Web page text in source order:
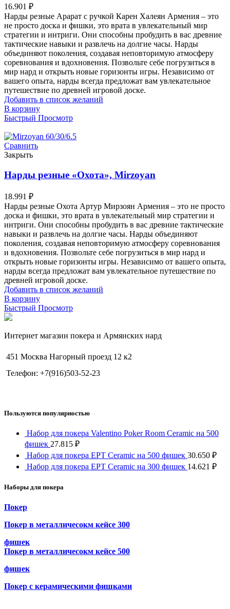
16.901 ₽
Нарды резные Арарат с ручкой Карен Халеян Армения – это
не просто доска и фишки, это врата в увлекательный мир
стратегии и интриги. Они способны пробудить в вас древние
тактические навыки и развлечь на долгие часы. Нарды
объединяют поколения, создавая неповторимую атмосферу
соревнования и вдохновения. Позвольте себе погрузиться в
мир нард и открыть новые горизонты игры. Независимо от
вашего опыта, нарды всегда предложат вам увлекательное
путешествие по древней игровой доске.
Добавить в список желаний
В корзину
Быстрый Просмотр
Сравнить
Закрыть
Нарды резные «Охота», Mirzoyan
18.991 ₽
Нарды резные Охота Артур Мирзоян Армения – это не просто
доска и фишки, это врата в увлекательный мир стратегии и
интриги. Они способны пробудить в вас древние тактические
навыки и развлечь на долгие часы. Нарды объединяют
поколения, создавая неповторимую атмосферу соревнования
и вдохновения. Позвольте себе погрузиться в мир нард и
открыть новые горизонты игры. Независимо от вашего опыта,
нарды всегда предложат вам увлекательное путешествие по
древней игровой доске.
Добавить в список желаний
В корзину
Быстрый Просмотр
Интернет магазин покера и Армянских нард
451 Москва Нагорный проезд 12 к2
Телефон: +7(916)503-52-23
Пользуются популярностью
Набор для покера Valentino Poker Room Ceramic на 500
фишек 27.815 ₽
Набор для покера EPT Ceramic на 500 фишек 30.650 ₽
Набор для покера EPT Ceramic на 300 фишек 14.621 ₽
Наборы для покера
Покер
Покер в металличесокм кейсе 300
фишек
Покер в металличесокм кейсе 500
фишек
Покер с керамическими фишками